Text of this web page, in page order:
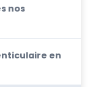
nos
en